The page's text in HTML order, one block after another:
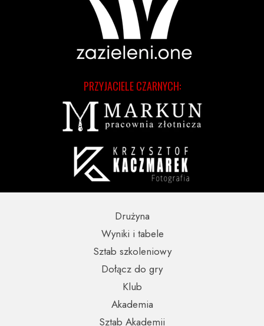
PRZYJACIELE CZARNYCH:
Wyniki i tabele
Sztab szkoleniowy
Sztab Akademii
Dołącz do gry
Drużyna
Akademia
Klub